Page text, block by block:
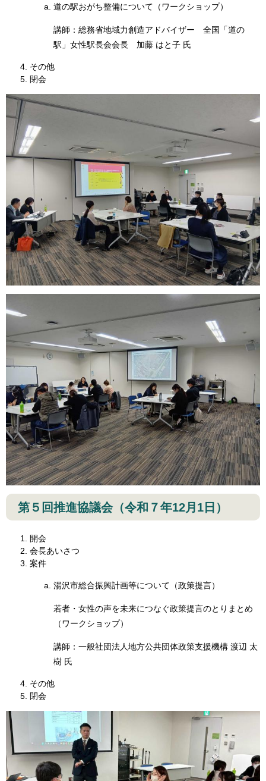
道の駅おがち整備について（ワークショップ）
講師：総務省地域力創造アドバイザー 全国「道の
駅」女性駅長会会長 加藤 はと子 氏
その他
閉会
第５回推進協議会（令和７年12月1日）
開会
会長あいさつ
案件​
湯沢市総合振興計画等について（政策提言）
若者・女性の声を未来につなぐ政策提言のとりまとめ
（ワークショップ）
講師：一般社団法人地方公共団体政策支援機構 渡辺 太
樹 氏
その他
閉会